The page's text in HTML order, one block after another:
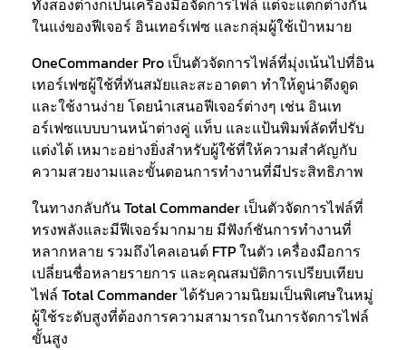
ทั้งสองต่างก็เป็นเครื่องมือจัดการไฟล์ แต่จะแตกต่างกัน
ในแง่ของฟีเจอร์ อินเทอร์เฟซ และกลุ่มผู้ใช้เป้าหมาย
OneCommander Pro เป็นตัวจัดการไฟล์ที่มุ่งเน้นไปที่อิน
เทอร์เฟซผู้ใช้ที่ทันสมัยและสะอาดตา ทำให้ดูน่าดึงดูด
และใช้งานง่าย โดยนำเสนอฟีเจอร์ต่างๆ เช่น อินเท
อร์เฟซแบบบานหน้าต่างคู่ แท็บ และแป้นพิมพ์ลัดที่ปรับ
แต่งได้ เหมาะอย่างยิ่งสำหรับผู้ใช้ที่ให้ความสำคัญกับ
ความสวยงามและขั้นตอนการทำงานที่มีประสิทธิภาพ
ในทางกลับกัน Total Commander เป็นตัวจัดการไฟล์ที่
ทรงพลังและมีฟีเจอร์มากมาย มีฟังก์ชันการทำงานที่
หลากหลาย รวมถึงไคลเอนต์ FTP ในตัว เครื่องมือการ
เปลี่ยนชื่อหลายรายการ และคุณสมบัติการเปรียบเทียบ
ไฟล์ Total Commander ได้รับความนิยมเป็นพิเศษในหมู่
ผู้ใช้ระดับสูงที่ต้องการความสามารถในการจัดการไฟล์
ขั้นสูง